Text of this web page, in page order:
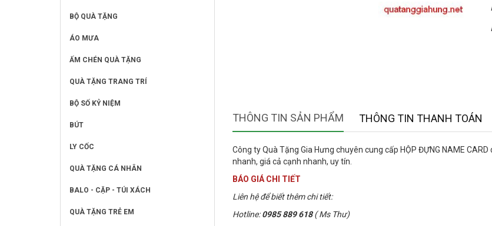
THÔNG TIN SẢN PHẨM THÔNG TIN THANH TOÁN
Công ty Quà Tặng Gia Hưng chuyên cung cấp HỘP ĐỰNG NAME
nhanh, giá cả cạnh nhanh, uy tín.
BÁO GIÁ CHI TIẾT
Liên hệ để biết thêm chi tiết:
Hotline: 0985 889 618 ( Ms Thư)
BỘ QUÀ TẶNG
ÁO MƯA
ẤM CHÉN QUÀ TẶNG
QUÀ TẶNG TRANG TRÍ
BỘ SỐ KỶ NIỆM
BÚT
LY CỐC
QUÀ TẶNG CÁ NHÂN
BALO - CẶP - TÚI XÁCH
QUÀ TẶNG TRẺ EM